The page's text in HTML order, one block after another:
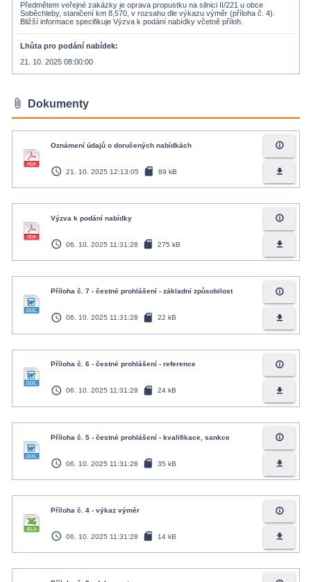
Předmětem veřejné zakázky je oprava propustku na silnici II/221 u obce
Soběchleby, staničení km 8,570, v rozsahu dle výkazu výměr (příloha č. 4).
Bližší informace specifikuje Výzva k podání nabídky včetně příloh.
Lhůta pro podání nabídek
21. 10. 2025 08:00:00
attach_file Dokumenty
Oznámení údajů o doručených nabídkách
access_time 21. 10. 2025 12:13:05 sd_card 89 kB
info_outline
file_download
Výzva k podání nabídky
access_time 06. 10. 2025 11:31:28 sd_card 275 kB
info_outline
file_download
Příloha č. 7 - čestné prohlášení - základní způsobilost
access_time 06. 10. 2025 11:31:28 sd_card 22 kB
info_outline
file_download
Příloha č. 6 - čestné prohlášení - reference
access_time 06. 10. 2025 11:31:28 sd_card 24 kB
info_outline
file_download
Příloha č. 5 - čestné prohlášení - kvalifikace, sankce
access_time 06. 10. 2025 11:31:28 sd_card 35 kB
info_outline
file_download
Příloha č. 4 - výkaz výměr
access_time 06. 10. 2025 11:31:28 sd_card 14 kB
info_outline
file_download